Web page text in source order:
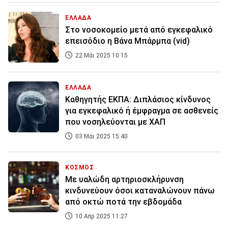
ΕΛΛΑΔΑ
Στο νοσοκομείο μετά από εγκεφαλικό
επεισόδιο η Βάνα Μπάρμπα (vid)
22 Μάι 2025 10:15
ΕΛΛΑΔΑ
Καθηγητής ΕΚΠΑ: Διπλάσιος κίνδυνος
για εγκεφαλικό ή έμφραγμα σε ασθενείς
που νοσηλεύονται με ΧΑΠ
03 Μάι 2025 15:40
ΚΟΣΜΟΣ
Με υαλώδη αρτηριοσκλήρυνση
κινδυνεύουν όσοι καταναλώνουν πάνω
από οκτώ ποτά την εβδομάδα
10 Απρ 2025 11:27